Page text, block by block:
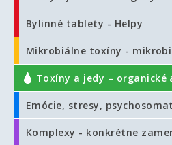
Bylinné tablety - Helpy
Mikrobiálne toxíny -
Toxíny a jedy – organické
Emócie, stresy,
Komplexy - konkrétne